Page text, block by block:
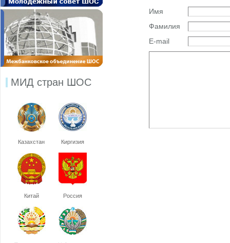
МИД стран ШОС
Казахстан Киргизия
Китай Россия
Имя
Фамилия
E-mail